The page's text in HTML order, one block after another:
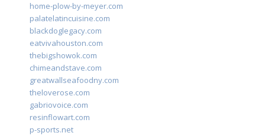
home-plow-by-meyer.com
palatelatincuisine.com
blackdoglegacy.com
eatvivahouston.com
thebigshowok.com
chimeandstave.com
greatwallseafoodny.com
theloverose.com
gabriovoice.com
resinflowart.com
p-sports.net